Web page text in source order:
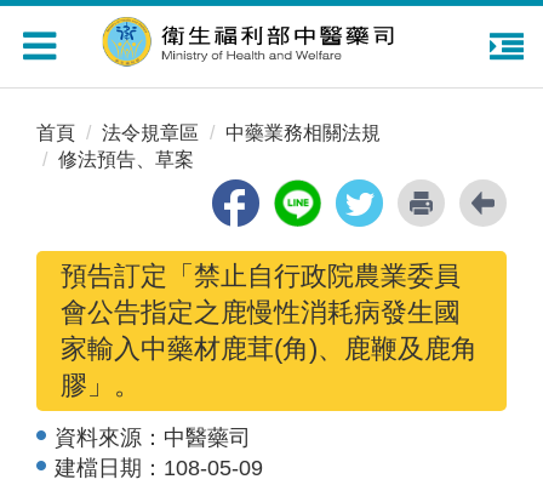
Toggle
navigation
首頁 法令規章區
中藥業務相關法規
修法預告、草案
預告訂定「禁止自行政院農業委員
會公告指定之鹿慢性消耗病發生國
家輸入中藥材鹿茸(角)、鹿鞭及鹿角
膠」。
資料來源： 中醫藥司
建檔日期： 108-05-09